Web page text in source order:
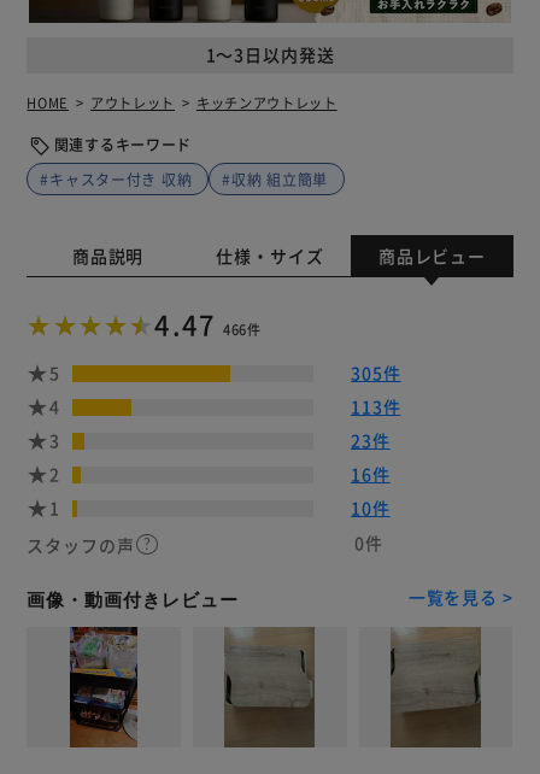
1～3日以内発送
HOME アウトレット キッチンアウトレット
関連するキーワード
#キャスター付き 収納
#収納 組立簡単
商品説明 仕様・サイズ 商品レビュー
4.47 466件
5
305件
4
113件
3
23件
2
16件
1
10件
スタッフの声
0件
画像・動画付きレビュー 一覧を見る >